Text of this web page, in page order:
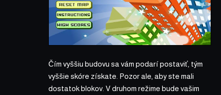
Čím vyššiu budovu sa vám podarí postaviť, tým
vyššie skóre získate. Pozor ale, aby ste mali
dostatok blokov. V druhom režime bude vašim